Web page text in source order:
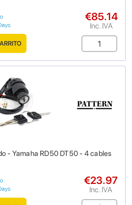
€85.14
Inc. IVA
- Yamaha RD50 DT50 - 4 cables
€23.97
Inc. IVA